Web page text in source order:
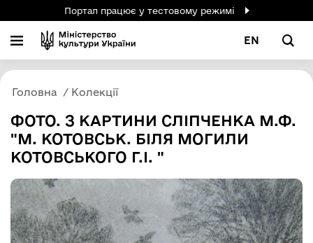
Портал працює у тестовому режимі
EN
Головна Колекції
ФОТО. З КАРТИНИ СЛІПЧЕНКА М.Ф.
"М. КОТОВСЬК. БІЛЯ МОГИЛИ
КОТОВСЬКОГО Г.І. "